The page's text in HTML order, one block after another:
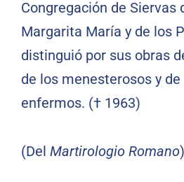
Congregación de Siervas
Margarita María y de los
distinguió por sus obras
de los menesterosos y de
enfermos. († 1963)
(Del Martirologio Romano)